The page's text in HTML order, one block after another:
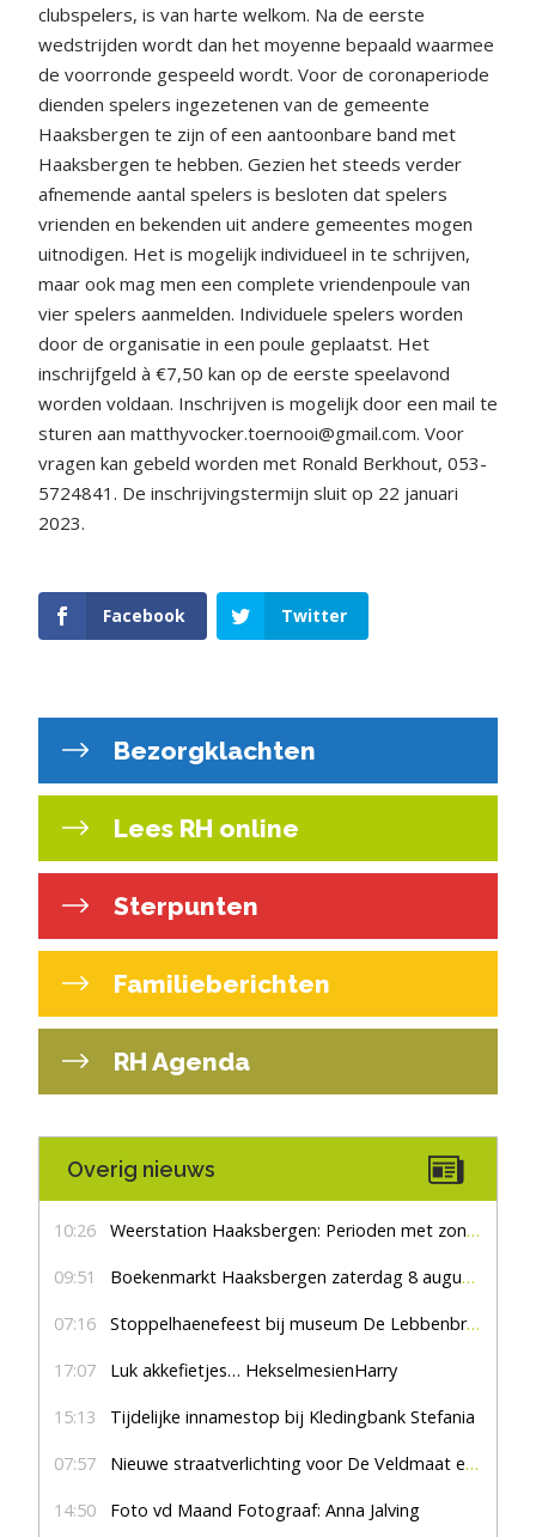
clubspelers, is van harte welkom. Na de eerste
wedstrijden wordt dan het moyenne bepaald waarmee
de voorronde gespeeld wordt. Voor de coronaperiode
dienden spelers ingezetenen van de gemeente
Haaksbergen te zijn of een aantoonbare band met
Haaksbergen te hebben. Gezien het steeds verder
afnemende aantal spelers is besloten dat spelers
vrienden en bekenden uit andere gemeentes mogen
uitnodigen. Het is mogelijk individueel in te schrijven,
maar ook mag men een complete vriendenpoule van
vier spelers aanmelden. Individuele spelers worden
door de organisatie in een poule geplaatst. Het
inschrijfgeld à €7,50 kan op de eerste speelavond
worden voldaan. Inschrijven is mogelijk door een mail te
sturen aan matthyvocker.toernooi@gmail.com. Voor
vragen kan gebeld worden met Ronald Berkhout, 053-
5724841. De inschrijvingstermijn sluit op 22 januari
2023.
Facebook Twitter
Bezorgklachten
Lees RH online
Sterpunten
Familieberichten
RH Agenda
Overig nieuws
10:26 Weerstation Haaksbergen: Perioden met zon en droog
09:51 Boekenmarkt Haaksbergen zaterdag 8 augustus, marktplein Haaksbergen
07:16 Stoppelhaenefeest bij museum De Lebbenbrugge
17:07 Luk akkefietjes… HekselmesienHarry
15:13 Tijdelijke innamestop bij Kledingbank Stefania
07:57 Nieuwe straatverlichting voor De Veldmaat en De Pas
14:50 Foto vd Maand Fotograaf: Anna Jalving